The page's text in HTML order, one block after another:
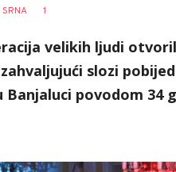
SRNA 1
velikih ljudi
slozi
Banjaluci povodom 34